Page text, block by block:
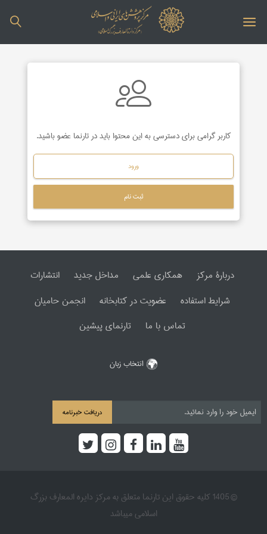
کاربر گرامی برای دسترسی به این محتوا باید در تارنما عضو باشید.
ورود
ثبت نام
دربارۀ مرکز همکاری علمی مداخل جدید
انتشارات
شرایط استفاده
عضویت در کتابخانه
انجمن حامیان
تماس با ما
تارنمای پیشین
انتخاب زبان
دریافت خبرنامه
© 1405 کلیه حقوق این تارنما متعلق به مرکز دایره المعارف بزرگ
اسلامی میباشد